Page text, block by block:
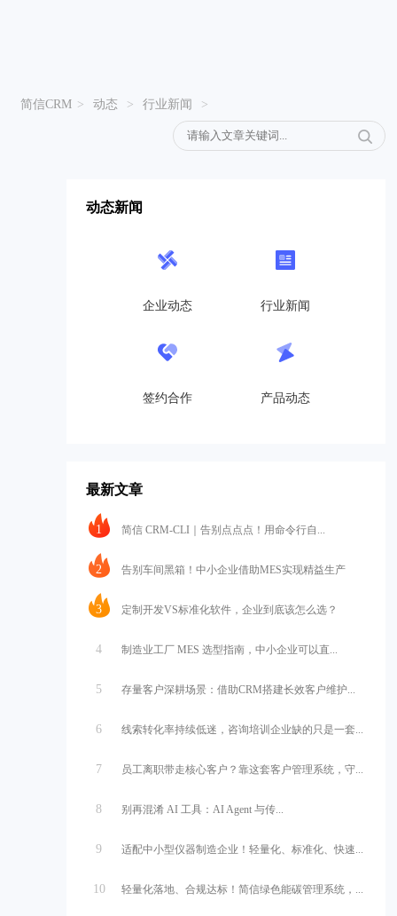
简信CRM > 动态 > 行业新闻 >
动态新闻
企业动态 行业新闻
签约合作 产品动态
最新文章
1 简信 CRM-CLI｜告别点点点！用命令行自...
2 告别车间黑箱！中小企业借助MES实现精益生产
3 定制开发VS标准化软件，企业到底该怎么选？
4 制造业工厂 MES 选型指南，中小企业可以直...
5 存量客户深耕场景：借助CRM搭建长效客户维护...
6 线索转化率持续低迷，咨询培训企业缺的只是一套...
7 员工离职带走核心客户？靠这套客户管理系统，守...
8 别再混淆 AI 工具：AI Agent 与传...
9 适配中小型仪器制造企业！轻量化、标准化、快速...
10 轻量化落地、合规达标！简信绿色能碳管理系统，...